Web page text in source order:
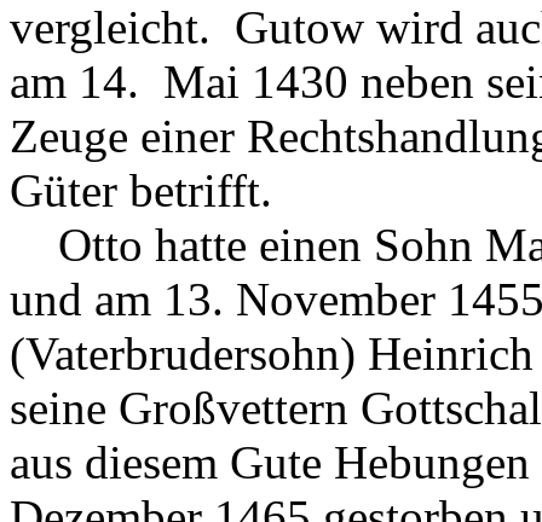
vergleicht. Gutow wird
am 14. Mai 1430 neben
Zeuge einer
Güter betrifft.
Otto hatte einen Sohn
und am 13. November
(Vaterbrudersohn)
seine Großvettern
aus diesem Gute